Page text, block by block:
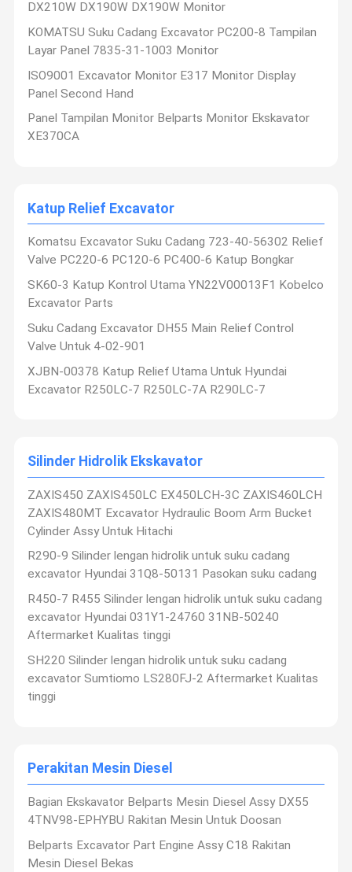
DX210W DX190W DX190W Monitor
KOMATSU Suku Cadang Excavator PC200-8 Tampilan
Layar Panel 7835-31-1003 Monitor
ISO9001 Excavator Monitor E317 Monitor Display
Panel Second Hand
Panel Tampilan Monitor Belparts Monitor Ekskavator
XE370CA
Katup Relief Excavator
Komatsu Excavator Suku Cadang 723-40-56302 Relief
Valve PC220-6 PC120-6 PC400-6 Katup Bongkar
SK60-3 Katup Kontrol Utama YN22V00013F1 Kobelco
Excavator Parts
Suku Cadang Excavator DH55 Main Relief Control
Valve Untuk 4-02-901
XJBN-00378 Katup Relief Utama Untuk Hyundai
Excavator R250LC-7 R250LC-7A R290LC-7
Silinder Hidrolik Ekskavator
ZAXIS450 ZAXIS450LC EX450LCH-3C ZAXIS460LCH
ZAXIS480MT Excavator Hydraulic Boom Arm Bucket
Cylinder Assy Untuk Hitachi
R290-9 Silinder lengan hidrolik untuk suku cadang
excavator Hyundai 31Q8-50131 Pasokan suku cadang
R450-7 R455 Silinder lengan hidrolik untuk suku cadang
excavator Hyundai 031Y1-24760 31NB-50240
Aftermarket Kualitas tinggi
SH220 Silinder lengan hidrolik untuk suku cadang
excavator Sumtiomo LS280FJ-2 Aftermarket Kualitas
tinggi
Perakitan Mesin Diesel
Bagian Ekskavator Belparts Mesin Diesel Assy DX55
4TNV98-EPHYBU Rakitan Mesin Untuk Doosan
Belparts Excavator Part Engine Assy C18 Rakitan
Mesin Diesel Bekas